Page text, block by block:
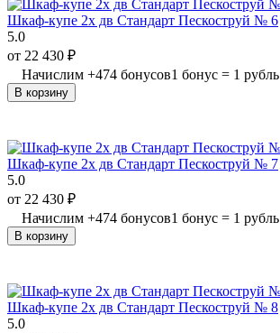
Шкаф-купе 2х дв Стандарт Пескоструй № 6
5.0
от 22 430 ₽
Начислим +474 бонусов1 бонус = 1 рубль
В корзину
Шкаф-купе 2х дв Стандарт Пескоструй № 7
5.0
от 22 430 ₽
Начислим +474 бонусов1 бонус = 1 рубль
В корзину
Шкаф-купе 2х дв Стандарт Пескоструй № 8
5.0